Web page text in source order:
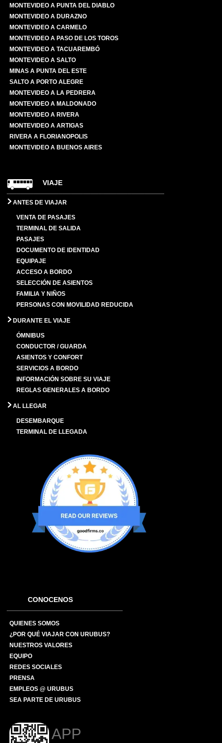
MONTEVIDEO A PUNTA DEL DIABLO
MONTEVIDEO A DURAZNO
MONTEVIDEO A CARMELO
MONTEVIDEO A PASO DE LOS TOROS
MONTEVIDEO A TACUAREMBÓ
MONTEVIDEO A SALTO
MINAS A PUNTA DEL ESTE
SALTO A PORTO ALEGRE
MONTEVIDEO A LA PEDRERA
MONTEVIDEO A MALDONADO
MONTEVIDEO A RIVERA
MONTEVIDEO A ARTIGAS
RIVERA A FLORIANOPOLIS
MONTEVIDEO A BUENOS AIRES
VIAJE
ANTES DE VIAJAR
VENTA DE PASAJES
TERMINAL DE SALIDA
PASAJES
DOCUMENTO DE IDENTIDAD
EQUIPAJE
ACCESO A BORDO
SELECCIÓN DE ASIENTOS
FAMILIA Y NIÑOS
PERSONAS CON MOVILIDAD REDUCIDA
DURANTE EL VIAJE
ÓMNIBUS
CONDUCTOR / GUARDA
ASIENTOS Y CONFORT
SERVICIOS A BORDO
INFORMACIÓN SOBRE SU VIAJE
REGLAS GENERALES A BORDO
AL LLEGAR
DESEMBARQUE
TERMINAL DE LLEGADA
CONOCENOS
QUIENES SOMOS
¿POR QUÉ VIAJAR CON URUBUS?
NUESTROS VALORES
EQUIPO
REDES SOCIALES
PRENSA
EMPLEOS @ URUBUS
SEA PARTE DE URUBUS
APP